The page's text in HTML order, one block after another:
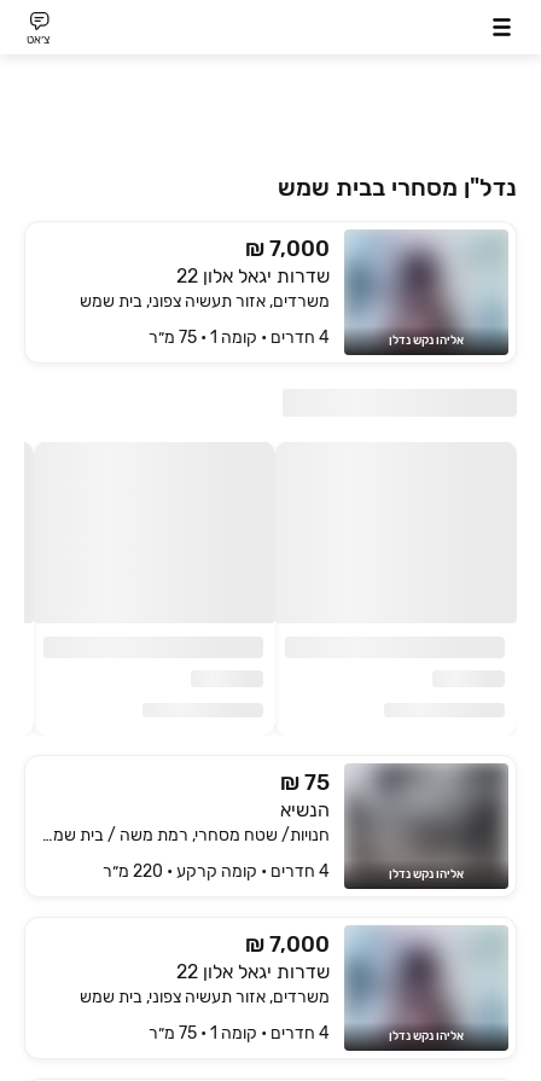
צ׳אט
נדל"ן מסחרי בבית שמש
אליהו נקש נדלן
₪ 7,000
שדרות יגאל אלון 22
משרדים, אזור תעשיה צפוני, בית שמש
4 חדרים • קומה ‎1‏ • 75 מ״ר
אליהו נקש נדלן
₪ 75
הנשיא
חנויות/ שטח מסחרי, רמת משה / בית שמש הוותיקה, בית שמש
4 חדרים • קומה ‎קרקע‏ • 220 מ״ר
אליהו נקש נדלן
₪ 7,000
שדרות יגאל אלון 22
משרדים, אזור תעשיה צפוני, בית שמש
4 חדרים • קומה ‎1‏ • 75 מ״ר